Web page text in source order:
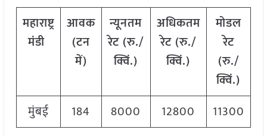
महाराष्ट्र
मंडी
आवक
(टन
में)
न्यूनतम
रेट (रु./
क्विं.)
अधिकतम
रेट (रु./
क्विं.)
मोडल
रेट
(रु./
क्विं.)
मुंबई
184 8000 12800 11300